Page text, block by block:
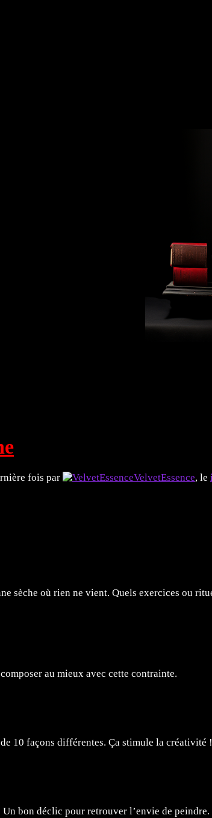
fois par VelvetEssence, le
sèche où rien ne vient. Quels exercices ou
au mieux avec cette contrainte.
10 façons différentes. Ça stimule la créativité !
bon déclic pour retrouver l’envie de peindre.